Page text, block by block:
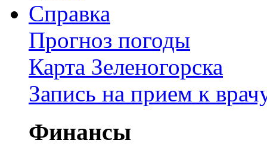
Справка
Прогноз погоды
Карта Зеленогорска
Запись на прием к
Финансы